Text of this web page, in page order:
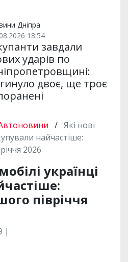
Дніпра
18:54
завдали
ударів по
двоє, ще троє
/ Які нові
найчастіше:
2026
українці
півріччя
|